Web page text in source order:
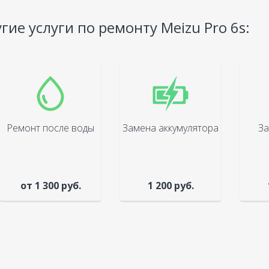
услуги по ремонту Meizu Pro 6s:
Ремонт после воды
от 1 300 руб.
Замена аккумулятора
1 200 руб.